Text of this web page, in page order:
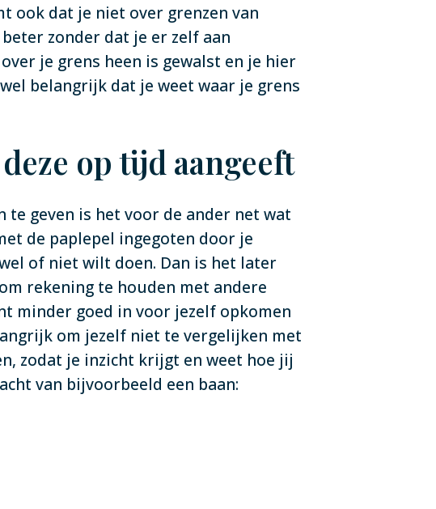
ook dat je niet over grenzen van
zonder dat je er zelf aan
je grens heen is gewalst en je hier
belangrijk dat je weet waar je grens
op tijd aangeeft
geven is het voor de ander net wat
de paplepel ingegoten door je
of niet wilt doen. Dan is het later
rekening te houden met andere
minder goed in voor jezelf opkomen
om jezelf niet te vergelijken met
zodat je inzicht krijgt en weet hoe jij
van bijvoorbeeld een baan: